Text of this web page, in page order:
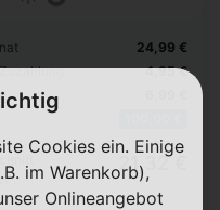
24,99 €
4,95 €
21,32 €
Cookies ein. Einige
im Warenkorb),
Onlineangebot